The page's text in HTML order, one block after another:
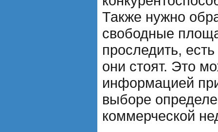
Также нужно
свободные
проследить,
они стоят. Это
информацией
выборе
коммерческой